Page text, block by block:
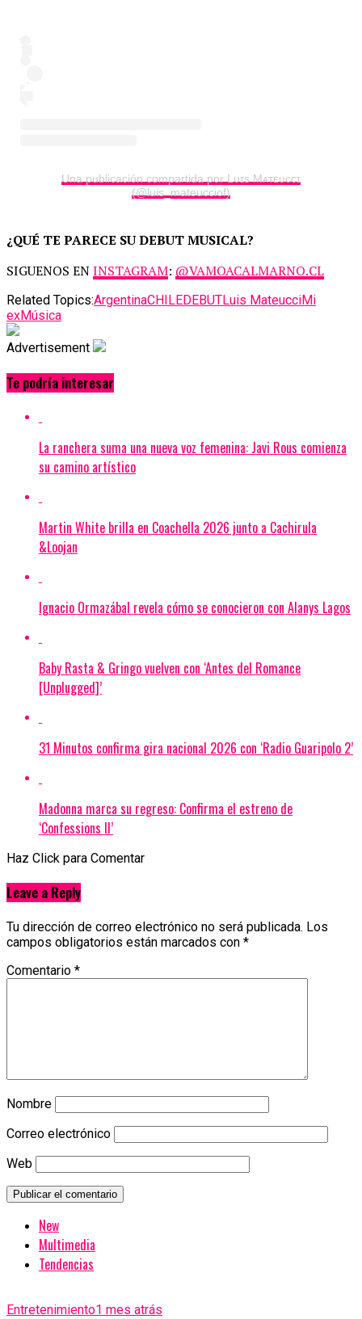
Una publicación compartida por Lᴜɪs Mᴀᴛᴇᴜᴄᴄɪ
(@luis_mateucciof)
¿QUÉ TE PARECE SU DEBUT MUSICAL?
SIGUENOS ENINSTAGRAM: @VAMOACALMARNO.CL
Related Topics:ArgentinaCHILEDEBUTLuis MateucciMi
exMúsica
Advertisement
Te podría interesar
La ranchera suma una nueva voz femenina: Javi Rous comienza
su camino artístico
Martin White brilla en Coachella 2026 junto a Cachirula
&Loojan
Ignacio Ormazábal revela cómo se conocieron con Alanys Lagos
Baby Rasta & Gringo vuelven con ‘Antes del Romance
[Unplugged]’
31 Minutos confirma gira nacional 2026 con ‘Radio Guaripolo 2’
Madonna marca su regreso: Confirma el estreno de
‘Confessions II’
Haz Click para Comentar
Leave a Reply
Tu dirección de correo electrónico no será publicada. Los
campos obligatorios están marcados con *
Comentario *
Nombre
Correo electrónico
Web
New
Multimedia
Tendencias
Entretenimiento1 mes atrás